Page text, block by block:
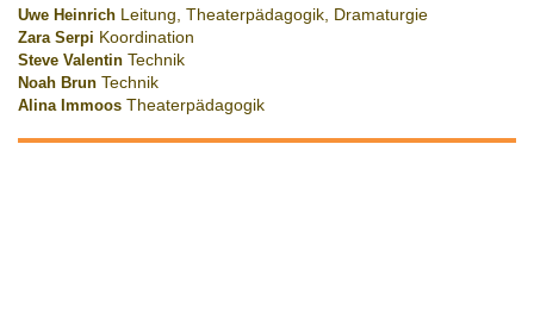
Uwe Heinrich Leitung, Theaterpädagogik, Dramaturgie
Zara Serpi Koordination
Steve Valentin Technik
Noah Brun Technik
Alina Immoos Theaterpädagogik